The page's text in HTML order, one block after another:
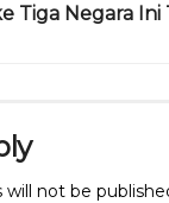
Tiga Negara Ini
will not be